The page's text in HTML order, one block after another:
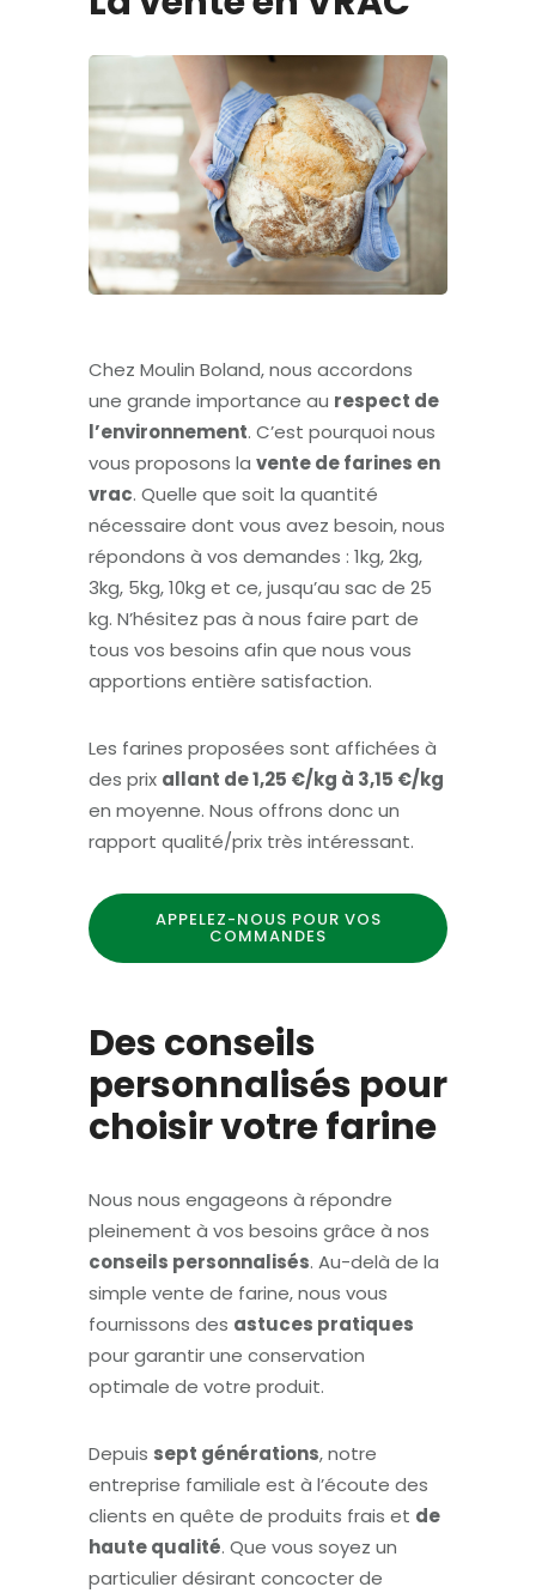
Chez Moulin Boland, nous accordons
une grande importance au respect de
l’environnement. C’est pourquoi nous
vous proposons la vente de farines en
vrac. Quelle que soit la quantité
nécessaire dont vous avez besoin, nous
répondons à vos demandes : 1kg, 2kg,
3kg, 5kg, 10kg et ce, jusqu’au sac de 25
kg. N’hésitez pas à nous faire part de
tous vos besoins afin que nous vous
apportions entière satisfaction.
Les farines proposées sont affichées à
des prix allant de 1,25 €/kg à 3,15 €/kg
en moyenne. Nous offrons donc un
rapport qualité/prix très intéressant.
APPELEZ-NOUS POUR VOS
COMMANDES
Des conseils
personnalisés pour
choisir votrefarine
Nous nous engageons à répondre
pleinement à vos besoins grâce à nos
conseils personnalisés. Au-delà de la
simple vente de farine, nous vous
fournissons des astuces pratiques
pour garantir une conservation
optimale de votre produit.
Depuis sept générations, notre
entreprise familiale est à l’écoute des
clients en quête de produits frais et de
haute qualité. Que vous soyez un
particulier désirant concocter de